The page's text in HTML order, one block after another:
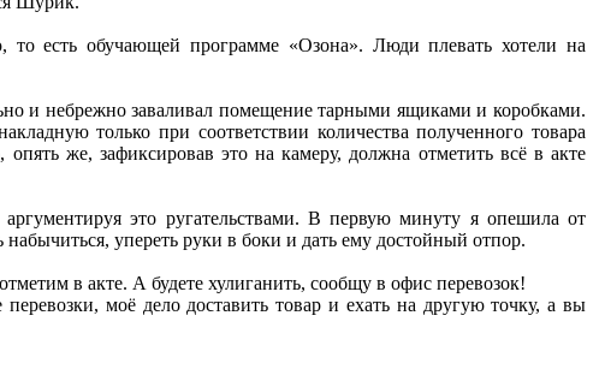
есть обучающей программе «Озона». Люди плевать хотели на
и небрежно заваливал помещение тарными ящиками и коробками.
только при соответствии количества полученного товара
же, зафиксировав это на камеру, должна отметить всё в акте
это ругательствами. В первую минуту я опешила от
упереть руки в боки и дать ему достойный отпор.
в акте. А будете хулиганить, сообщу в офис перевозок!
моё дело доставить товар и ехать на другую точку, а вы